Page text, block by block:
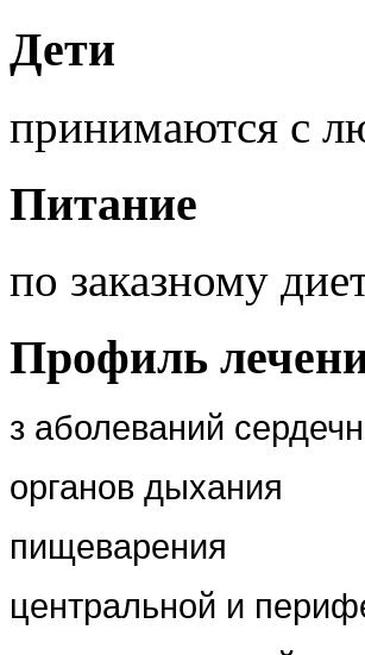
Дети
принимаются с
Питание
по заказному
Профиль
з аболеваний
органов дыхания
пищеварения
центральной и